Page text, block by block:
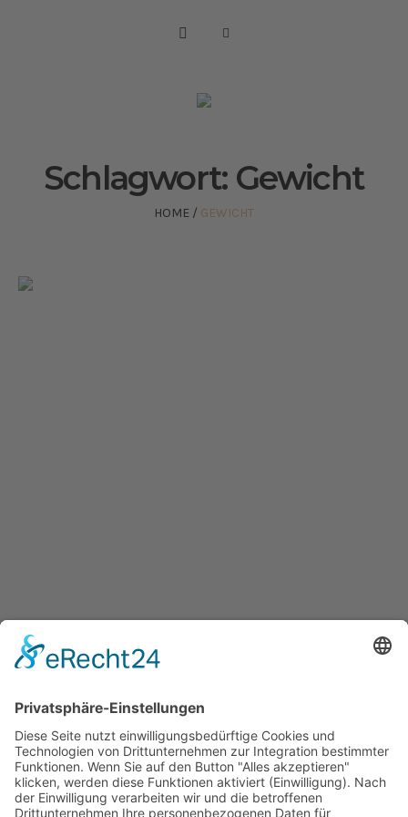
Schlagwort: Gewicht
HOME / GEWICHT
Ganzheitliche
Hebammenbetreuung
31. JULI 2023 EXPERTEN,FAMILIE,KREIS OLPE
VONANGELIKA WEIMANN